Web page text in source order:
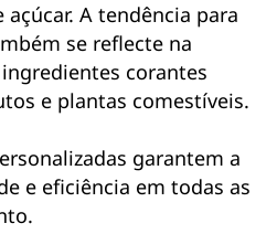
A tendência para
se reflecte na
corantes
e plantas comestíveis.
garantem a
e eficiência em todas as